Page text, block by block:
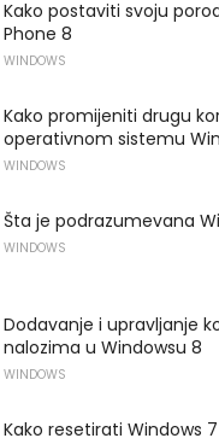
Kako postaviti svoju
Phone 8
WINDOWS
Kako promijeniti drugu
operativnom sistemu
WINDOWS
Šta je podrazumevana
WINDOWS
Dodavanje i upravljanje
nalozima u Windowsu 8
WINDOWS
Kako resetirati Windows